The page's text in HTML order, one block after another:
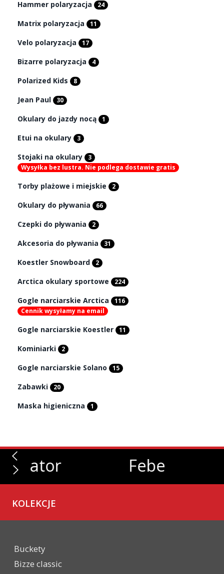
Hammer polaryzacja 24
Matrix polaryzacja 11
Velo polaryzacja 17
Bizarre polaryzacja 4
Polarized Kids 8
Jean Paul 30
Okulary do jazdy nocą 1
Etui na okulary 3
Stojaki na okulary
3
Wysyłka bez lustra. Nie podlega dostawie gratis
Torby plażowe i miejskie 2
Okulary do pływania 66
Czepki do pływania 2
Akcesoria do pływania 31
Koestler Snowboard 2
Arctica okulary sportowe 224
Gogle narciarskie Arctica
116
Cennik wysyłamy na email
Gogle narciarskie Koestler 11
Kominiarki 2
Gogle narciarskie Solano 15
Zabawki 20
Maska higieniczna 1
KOLEKCJE
Buckety
Bizze classic